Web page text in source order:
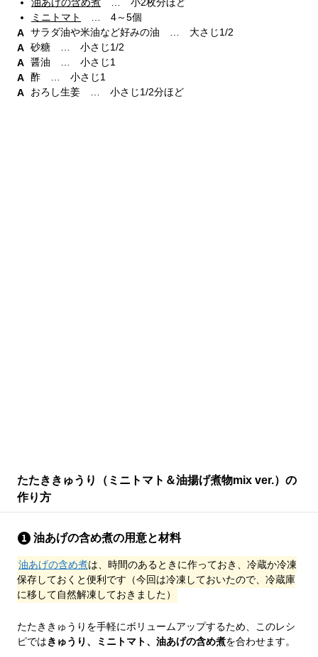
ミニトマト
… 4～5個
サラダ油や米油など好みの油 … 大さじ1/2
砂糖 … 小さじ1/2
醤油 … 小さじ1
酢 … 小さじ1
おろし生姜 … 小さじ1/2分ほど
たたききゅうり（ミニトマト＆油揚げ煮物mix ver.）の
作り方
油あげの含め煮の用意と材料
油あげの含め煮は、時間のあるときに作っておき、冷蔵か冷凍
保存しておくと便利です（今回は冷凍しておいたので、冷蔵庫
に移して自然解凍しておきました）
たたききゅうりを手軽にボリュームアップするため、このレシ
ピではきゅうり、ミニトマト、油あげの含め煮を合わせます。